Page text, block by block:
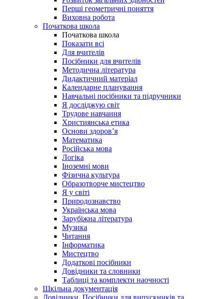
Перші геометричні поняття
Виховна робота
Початкова школа
Початкова школа
Показати всі
Для вчителів
Посібники для вчителів
Методична література
Дидактичний матеріал
Календарне планування
Навчальні посібники та підручники
Я досліджую світ
Трудове навчання
Християнська етика
Основи здоров’я
Математика
Російська мова
Логіка
Іноземні мови
Фізична культура
Образотворче мистецтво
Я у світі
Природознавство
Українська мова
Зарубіжна література
Музика
Читання
Інформатика
Мистецтво
Додаткові посібники
Довідники та словники
Таблиці та комплекти наочності
Шкільна документація
Довідники. Посібники для випускників та